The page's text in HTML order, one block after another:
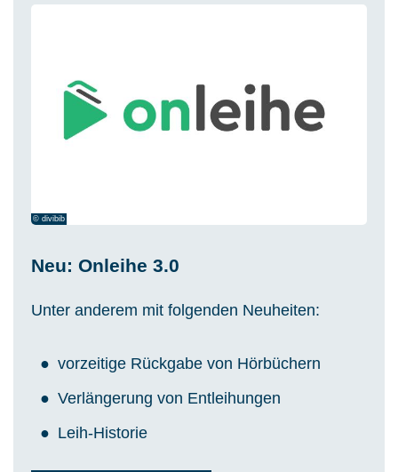
© divibib
Neu: Onleihe 3.0
Unter anderem mit folgenden Neuheiten:
vorzeitige Rückgabe von Hörbüchern
Verlängerung von Entleihungen
Leih-Historie